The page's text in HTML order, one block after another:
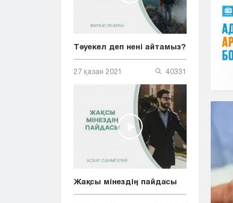
Тәуекел деп нені айтамыз?
27 қазан 2021 40331
Жақсы мінездің пайдасы